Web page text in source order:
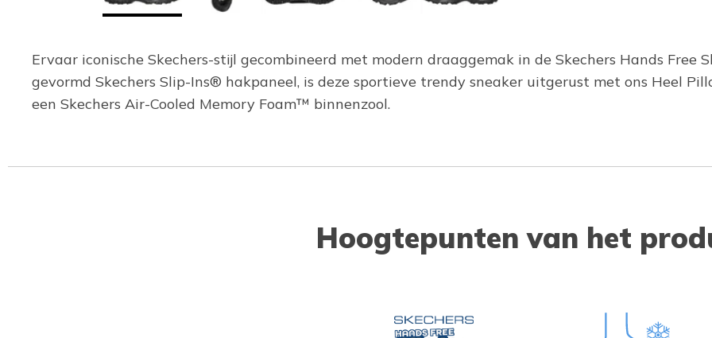
Ervaar iconische Skechers-stijl gecombineerd met modern draaggemak in de Skechers Hands Free
gevormd Skechers Slip-Ins® hakpaneel, is deze sportieve trendy sneaker uitgerust met ons Heel
een Skechers Air-Cooled Memory Foam™ binnenzool.
Hoogtepunten van het